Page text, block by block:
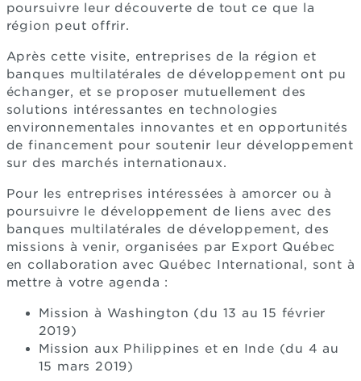
poursuivre leur découverte de tout ce que la
région peut offrir.
Après cette visite, entreprises de la région et
banques multilatérales de développement ont pu
échanger, et se proposer mutuellement des
solutions intéressantes en technologies
environnementales innovantes et en opportunités
de financement pour soutenir leur développement
sur des marchés internationaux.
Pour les entreprises intéressées à amorcer ou à
poursuivre le développement de liens avec des
banques multilatérales de développement, des
missions à venir, organisées par Export Québec
en collaboration avec Québec International, sont à
mettre à votre agenda :
Mission à Washington (du 13 au 15 février
2019)
Mission aux Philippines et en Inde (du 4 au
15 mars 2019)